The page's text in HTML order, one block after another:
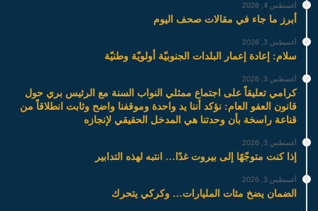
أغسطس 4, 2026
أبرز ما جاء في مقالات صحف اليوم
أغسطس 3, 2026
سلام: إعادة إعمار البلدات الجنوبيّة أولويّة وطنيّة
أغسطس 3, 2026
كرامي تعليقاً على اجتماع ممثلي النواب السنة مع الرئيس بري حول
قانون العفو العام: نؤكد أننا يد واحدة وموقفنا واضح وثابت انطلاقاً من
قناعة راسخة بأن وحدتنا هي المدخل الحقيقي لإنجازه
أغسطس 3, 2026
إذا كنت متوجّهًا إلى بيروت غدًا… انتبه لهذه التدابير
أغسطس 3, 2026
الضمان يضخ مئات المليارات… وكركي يتحرك